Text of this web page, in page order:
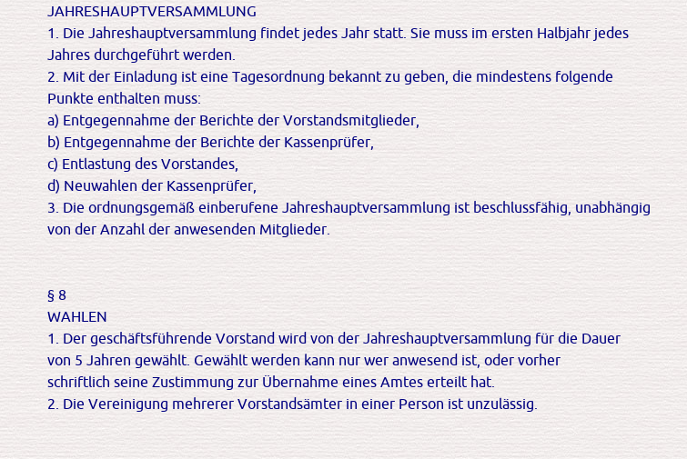
JAHRESHAUPTVERSAMMLUNG
1. Die Jahreshauptversammlung findet jedes Jahr statt. Sie muss im ersten Halbjahr jedes
Jahres durchgeführt werden.
2. Mit der Einladung ist eine Tagesordnung bekannt zu geben, die mindestens folgende
Punkte enthalten muss:
a) Entgegennahme der Berichte der Vorstandsmitglieder,
b) Entgegennahme der Berichte der Kassenprüfer,
c) Entlastung des Vorstandes,
d) Neuwahlen der Kassenprüfer,
3. Die ordnungsgemäß einberufene Jahreshauptversammlung ist beschlussfähig, unabhängig
von der Anzahl der anwesenden Mitglieder.
§ 8
WAHLEN
1. Der geschäftsführende Vorstand wird von der Jahreshauptversammlung für die Dauer
von 5 Jahren gewählt. Gewählt werden kann nur wer anwesend ist, oder vorher
schriftlich seine Zustimmung zur Übernahme eines Amtes erteilt hat.
2. Die Vereinigung mehrerer Vorstandsämter in einer Person ist unzulässig.